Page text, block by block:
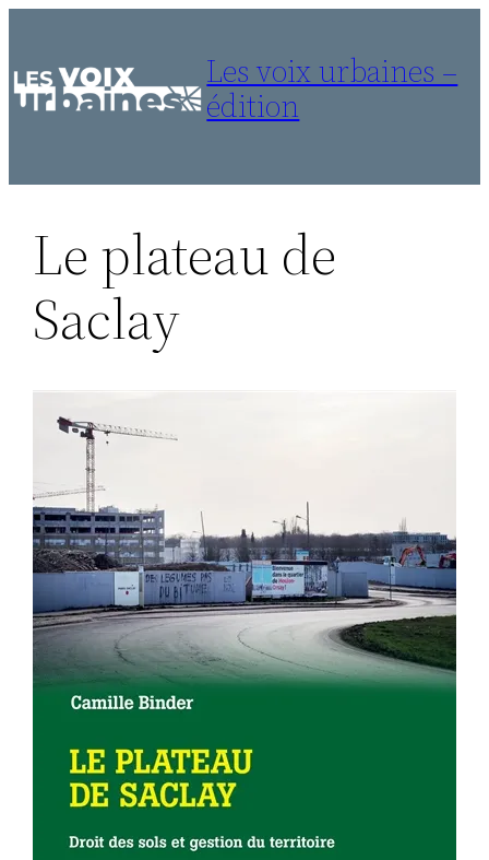
contenu
Les voix urbaines –
édition
Le plateau de
Saclay